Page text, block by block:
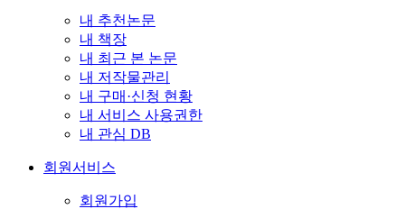
내 추천논문
내 책장
내 최근 본 논문
내 저작물관리
내 구매·신청 현황
내 서비스 사용권한
내 관심 DB
회원서비스
회원가입